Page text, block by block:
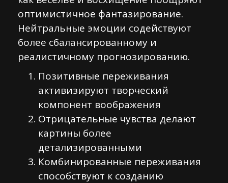
оптимистичное фантазирование.
Нейтральные эмоции содействуют
более сбалансированному и
реалистичному прогнозированию.
Позитивные переживания
активизируют творческий
компонент воображения
Отрицательные чувства делают
картины более
детализированными
Комбинированные переживания
способствуют к созданию